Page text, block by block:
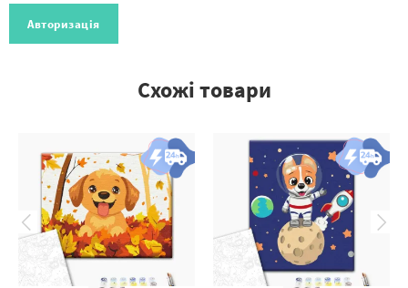
Авторизація
Схожі товари